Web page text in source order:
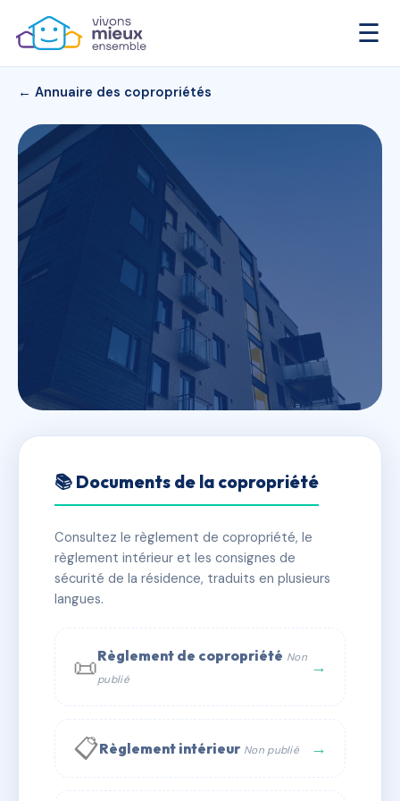
☰
← Annuaire des copropriétés
SDC 49 CHARDON
LAGACHE/26 JOUVENET
📍 49 r chardon-lagache 75016 Paris
✓ Immatriculée 🏠 95 lots 🏗 2 bâtiment(s)
📞 Contacter Syndic Digital 💬 WhatsApp
✉ Email
📚 Documents de la copropriété
Consultez le règlement de copropriété, le
règlement intérieur et les consignes de
sécurité de la résidence, traduits en plusieurs
langues.
📜Règlement de copropriété Non
publié
→
📋Règlement intérieur Non publié →